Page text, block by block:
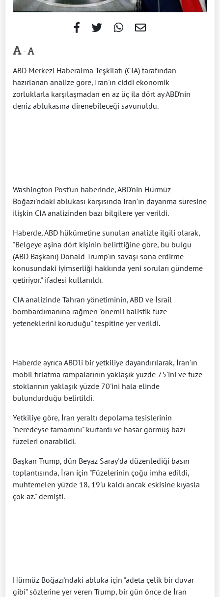
-
ABD Merkezi Haberalma Teşkilatı (CIA) tarafından
hazırlanan analize göre, İran'ın ciddi ekonomik
zorluklarla karşılaşmadan en az üç ila dört ay ABD'nin
deniz ablukasına direnebileceği savunuldu.
Washington Post'un haberinde, ABD'nin Hürmüz
Boğazı'ndaki ablukası karşısında İran'ın dayanma süresine
ilişkin CIA analizinden bazı bilgilere yer verildi.
Haberde, ABD hükümetine sunulan analizle ilgili olarak,
"Belgeye aşina dört kişinin belirttiğine göre, bu bulgu
(ABD Başkanı) Donald Trump'ın savaşı sona erdirme
konusundaki iyimserliği hakkında yeni soruları gündeme
getiriyor." ifadesi kullanıldı.
CIA analizinde Tahran yönetiminin, ABD ve İsrail
bombardımanına rağmen "önemli balistik füze
yeteneklerini koruduğu" tespitine yer verildi.
Haberde ayrıca ABD'li bir yetkiliye dayandırılarak, İran'ın
mobil fırlatma rampalarının yaklaşık yüzde 75'ini ve füze
stoklarının yaklaşık yüzde 70'ini hala elinde
bulundurduğu belirtildi.
Yetkiliye göre, İran yeraltı depolama tesislerinin
"neredeyse tamamını" kurtardı ve hasar görmüş bazı
füzeleri onarabildi.
Başkan Trump, dün Beyaz Saray'da düzenlediği basın
toplantısında, İran için "Füzelerinin çoğu imha edildi,
muhtemelen yüzde 18, 19'u kaldı ancak eskisine kıyasla
çok az." demişti.
Hürmüz Boğazı'ndaki abluka için "adeta çelik bir duvar
gibi" sözlerine yer veren Trump, bir gün önce de İran